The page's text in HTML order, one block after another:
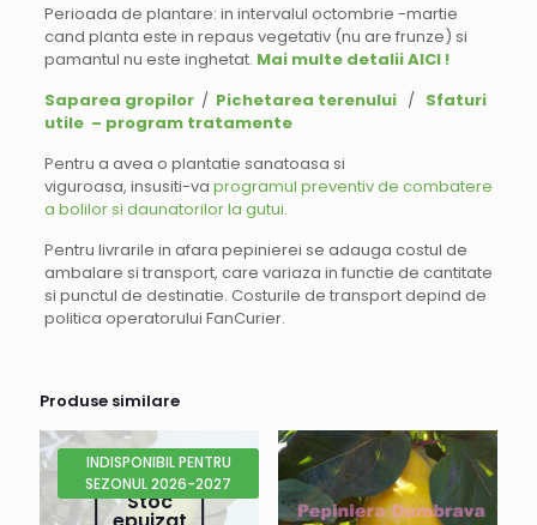
Perioada de plantare: in intervalul octombrie -martie
cand planta este in repaus vegetativ (nu are frunze) si
pamantul nu este inghetat. Mai multe detalii AICI !
Saparea gropilor/ Pichetarea terenului/ Sfaturi
utile – program tratamente
Pentru a avea o plantatie sanatoasa si
viguroasa, insusiti-va programul preventiv de combatere
a bolilor si daunatorilor la gutui.
Pentru livrarile in afara pepinierei se adauga costul de
ambalare si transport, care variaza in functie de cantitate
si punctul de destinatie. Costurile de transport depind de
politica operatorului FanCurier.
Produse similare
INDISPONIBIL PENTRU
SEZONUL 2026-2027
Stoc